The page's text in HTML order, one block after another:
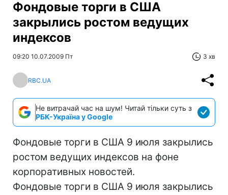
Фондовые торги в США
закрылись ростом ведущих
индексов
09:20 10.07.2009 Пт 3 хв
RBC.UA
Не витрачай час на шум! Читай тільки суть з
РБК-Україна у Google
Фондовые торги в США 9 июля закрылись
ростом ведущих индексов на фоне
корпоративных новостей.
Фондовые торги в США 9 июля закрылись